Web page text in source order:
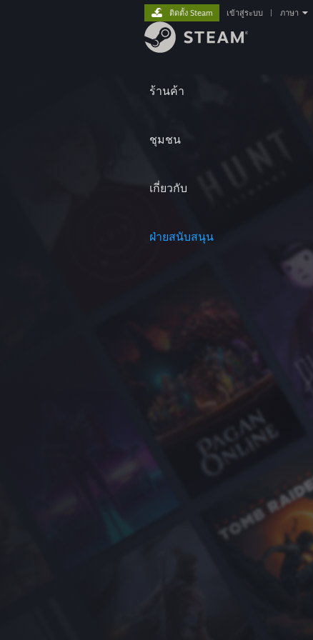
ร้านค้า
ชุมชน
เกี่ยวกับ
ฝ่ายสนับสนุน
ติดตั้ง Steam เข้าสู่ระบบ ภาษา